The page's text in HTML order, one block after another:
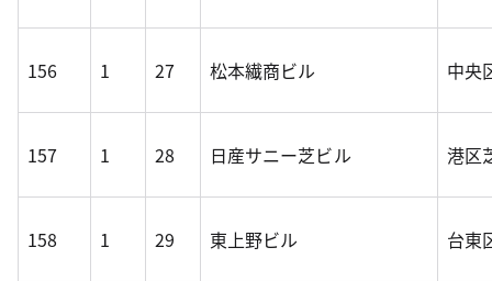
156 1 27 松本繊商ビル 中央
157 1 28 日産サニー芝ビル 港区
158 1 29 東上野ビル 台東